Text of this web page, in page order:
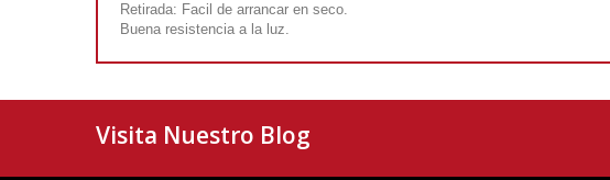
Retirada: Facil de arrancar en seco.
Buena resistencia a la luz.
Visita Nuestro Blog